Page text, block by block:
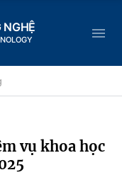
NGHỆ
vụ khoa học